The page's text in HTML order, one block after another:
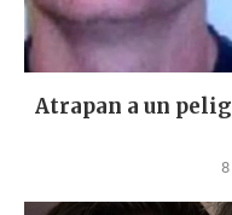
Atrapan a un